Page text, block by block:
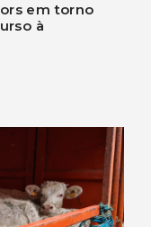
em torno
à